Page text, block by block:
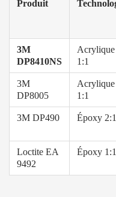
Produit
3M
DP8410NS
Acrylique
1:1
3M
DP8005
Acrylique
1:1
3M DP490 Époxy 2:1
Loctite EA
9492
Époxy 1:1